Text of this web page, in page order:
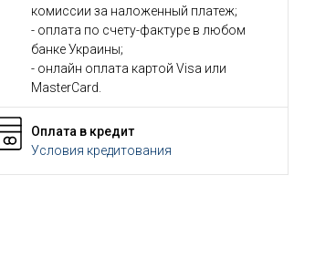
комиссии за наложенный платеж;
- оплата по счету-фактуре в любом
банке Украины;
- онлайн оплата картой Visa или
MasterCard.
Оплата в кредит
Условия кредитования